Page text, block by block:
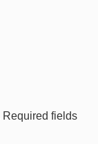
Required fields